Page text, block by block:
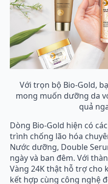
Với trọn bộ Bio-Gold,
mong muốn dưỡng da
quả
Dòng Bio-Gold hiện có
trình chống lão hóa
Nước dưỡng, Double
ngày và ban đêm. Với
Vàng 24K thật hỗ trợ cho
kết hợp cùng công nghệ